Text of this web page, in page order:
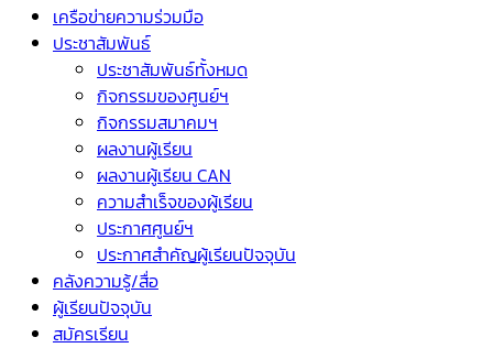
เครือข่ายความร่วมมือ
ประชาสัมพันธ์
ประชาสัมพันธ์ทั้งหมด
กิจกรรมของศูนย์ฯ
กิจกรรมสมาคมฯ
ผลงานผู้เรียน
ผลงานผู้เรียน CAN
ความสำเร็จของผู้เรียน
ประกาศศูนย์ฯ
ประกาศสำคัญผู้เรียนปัจจุบัน
คลังความรู้/สื่อ
ผู้เรียนปัจจุบัน
สมัครเรียน